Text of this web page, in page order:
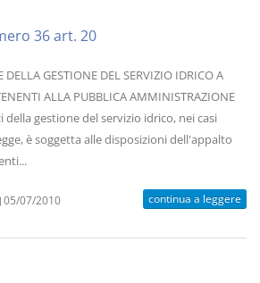
36 art. 20
GESTIONE DEL SERVIZIO IDRICO A
ALLA PUBBLICA AMMINISTRAZIONE
della gestione del servizio idrico, nei casi
è soggetta alle disposizioni dell'appalto
05/07/2010 continua a leggere